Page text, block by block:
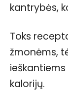
kantrybės,
Toks
žmonėms,
kalorijų.